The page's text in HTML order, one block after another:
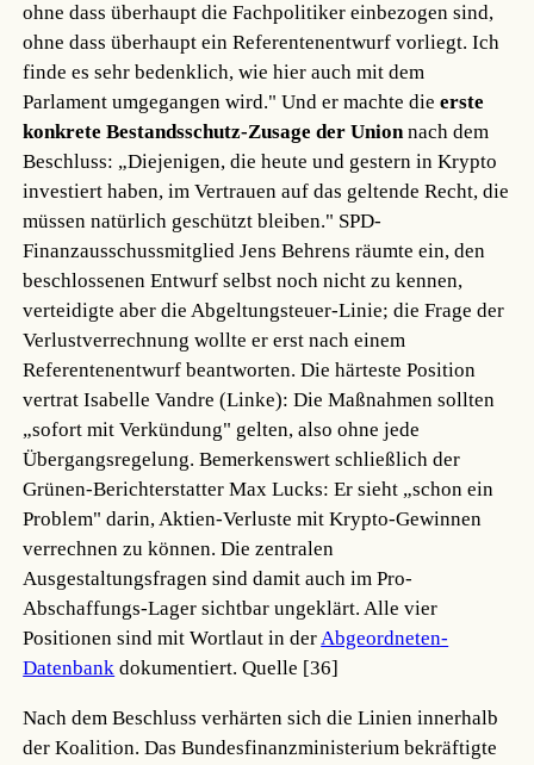
ohne dass überhaupt die Fachpolitiker einbezogen sind,
ohne dass überhaupt ein Referentenentwurf vorliegt. Ich
finde es sehr bedenklich, wie hier auch mit dem
Parlament umgegangen wird." Und er machte dieerste
konkrete Bestandsschutz-Zusage der Unionnach dem
Beschluss: „Diejenigen, die heute und gestern in Krypto
investiert haben, im Vertrauen auf das geltende Recht, die
müssen natürlich geschützt bleiben." SPD-
Finanzausschussmitglied Jens Behrens räumte ein, den
beschlossenen Entwurf selbst noch nicht zu kennen,
verteidigte aber die Abgeltungsteuer-Linie; die Frage der
Verlustverrechnung wollte er erst nach einem
Referentenentwurf beantworten. Die härteste Position
vertrat Isabelle Vandre (Linke): Die Maßnahmen sollten
„sofort mit Verkündung" gelten, also ohne jede
Übergangsregelung. Bemerkenswert schließlich der
Grünen-Berichterstatter Max Lucks: Er sieht „schon ein
Problem" darin, Aktien-Verluste mit Krypto-Gewinnen
verrechnen zu können. Die zentralen
Ausgestaltungsfragen sind damit auch im Pro-
Abschaffungs-Lager sichtbar ungeklärt. Alle vier
Positionen sind mit Wortlaut in derAbgeordneten-
Datenbank dokumentiert.Quelle [36]
Nach dem Beschluss verhärten sich die Linien innerhalb
der Koalition. Das Bundesfinanzministerium bekräftigte